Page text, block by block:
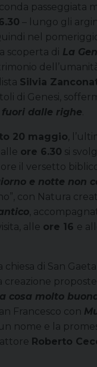
passeggiata
– lungo gli
nel
scoperta di La
Silvia
di Genesi,
fuori dalle righe
20 maggio ,
ore 6.30 si
il versetto
e notte non
con Natura
,
alle ore 16 e
chiesa di San
cosa molto
Francesco con
nome e la
Roberto